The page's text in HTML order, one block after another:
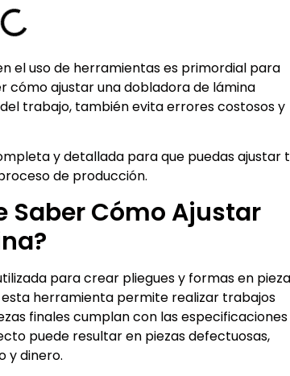
el uso de herramientas es primordial para
ajustar una dobladora de lámina
trabajo, también evita errores costosos y
y detallada para que puedas ajustar
de producción.
Saber Cómo Ajustar
para crear pliegues y formas en
herramienta permite realizar trabajos
finales cumplan con las especificaciones
puede resultar en piezas defectuosas,
y dinero.